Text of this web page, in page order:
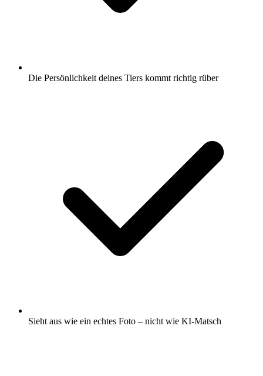
Die Persönlichkeit deines Tiers kommt richtig rüber
Sieht aus wie ein echtes Foto – nicht wie KI-Matsch